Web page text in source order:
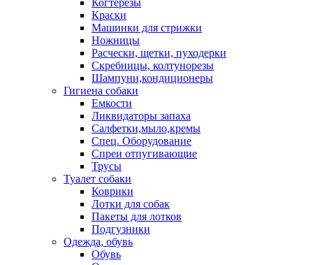
Когтерезы
Краски
Машинки для стрижки
Ножницы
Расчески, щетки, пуходерки
Скребницы, колтунорезы
Шампуни,кондиционеры
Гигиена собаки
Емкости
Ликвидаторы запаха
Салфетки,мыло,кремы
Спец. Оборудование
Спреи отпугивающие
Трусы
Туалет собаки
Коврики
Лотки для собак
Пакеты для лотков
Подгузники
Одежда, обувь
Обувь